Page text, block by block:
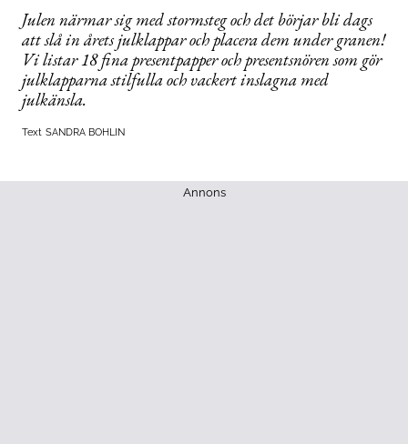
Julen närmar sig med stormsteg och det börjar bli dags
att slå in årets julklappar och placera dem under granen!
Vi listar 18 fina presentpapper och presentsnören som gör
julklapparna stilfulla och vackert inslagna med
julkänsla.
Text SANDRA BOHLIN
Annons